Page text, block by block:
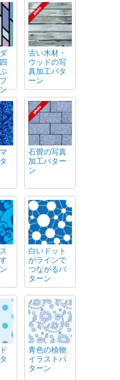
古い木材・
ウッドの写
真加工パタ
ーン
石畳の写真
加工パター
ン
白いドット
がラインで
つながるパ
ターン
青色の植物
イラストパ
ターン